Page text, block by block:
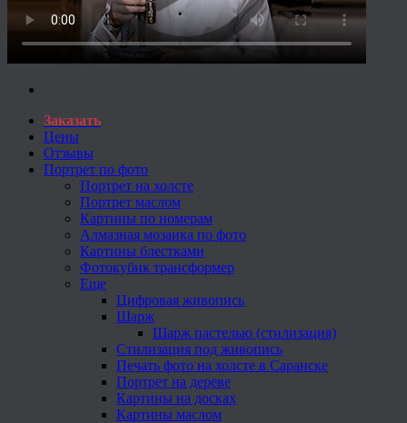
Заказать
Цены
Отзывы
Портрет по фото
Портрет на холсте
Портрет маслом
Картины по номерам
Алмазная мозаика по фото
Картины блестками
Фотокубик трансформер
Еще
Цифровая живопись
Шарж
Шарж пастелью (стилизация)
Стилизация под живопись
Печать фото на холсте в Саранске
Портрет на дереве
Картины на досках
Картины маслом